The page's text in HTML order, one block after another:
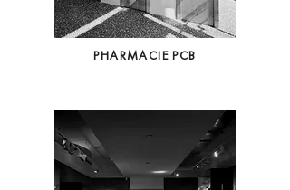
PHARMACIE PCB